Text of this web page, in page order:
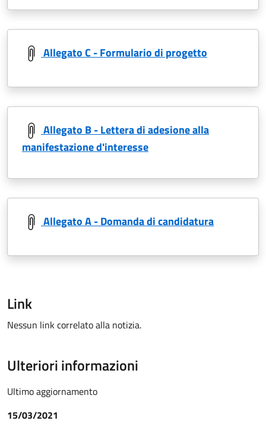
Allegato C - Formulario di progetto
Allegato B - Lettera di adesione alla
manifestazione d'interesse
Allegato A - Domanda di candidatura
Link
Nessun link correlato alla notizia.
Ulteriori informazioni
Ultimo aggiornamento
15/03/2021